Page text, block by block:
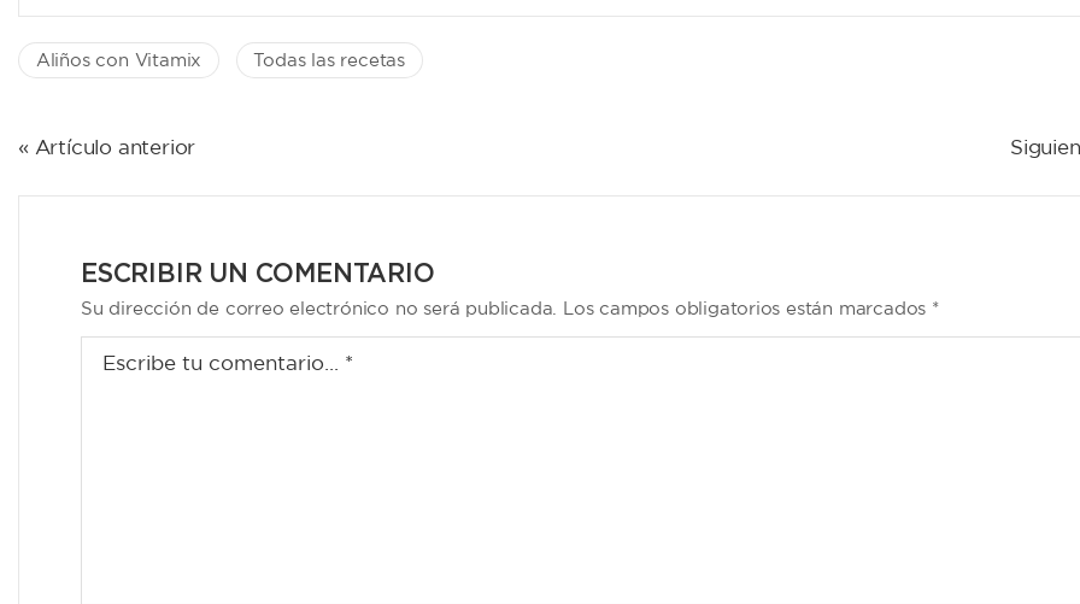
Aliños con Vitamix Todas las recetas
NAVEGACIÓN
« Artículo anterior
ESCRIBIR UN COMENTARIO
Su dirección de correo electrónico no será publicada. Los campos obligatorios están marcados *